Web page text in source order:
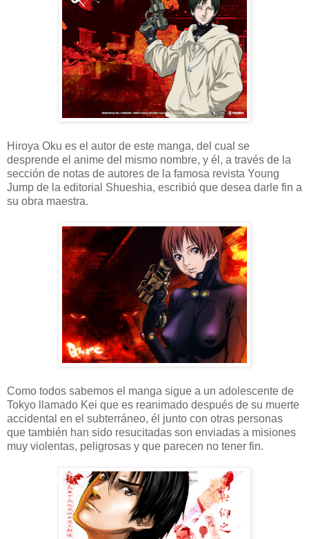
Hiroya Oku es el autor de este manga, del cual se
desprende el anime del mismo nombre, y él, a través de la
sección de notas de autores de la famosa revista Young
Jump de la editorial Shueshia, escribió que desea darle fin a
su obra maestra.
Como todos sabemos el manga sigue a un adolescente de
Tokyo llamado Kei que es reanimado después de su muerte
accidental en el subterráneo, él junto con otras personas
que también han sido resucitadas son enviadas a misiones
muy violentas, peligrosas y que parecen no tener fin.